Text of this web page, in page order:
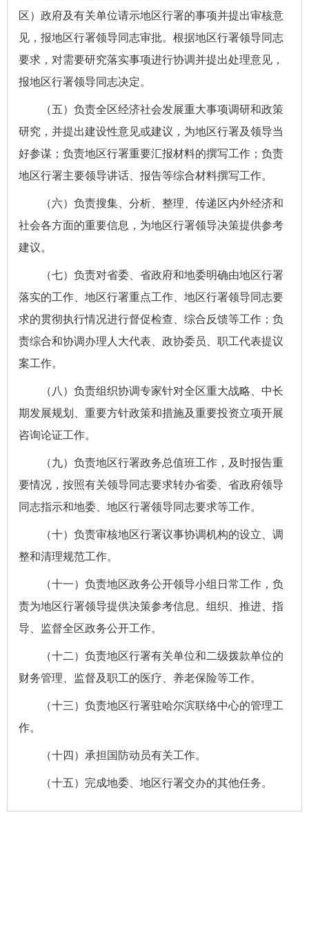
区）政府及有关单位请示地区行署的事项并提出审核意
见，报地区行署领导同志审批。根据地区行署领导同志
要求，对需要研究落实事项进行协调并提出处理意见，
报地区行署领导同志决定。
（五）负责全区经济社会发展重大事项调研和政策
研究，并提出建设性意见或建议，为地区行署及领导当
好参谋；负责地区行署重要汇报材料的撰写工作；负责
地区行署主要领导讲话、报告等综合材料撰写工作。
（六）负责搜集、分析、整理、传递区内外经济和
社会各方面的重要信息，为地区行署领导决策提供参考
建议。
（七）负责对省委、省政府和地委明确由地区行署
落实的工作、地区行署重点工作、地区行署领导同志要
求的贯彻执行情况进行督促检查、综合反馈等工作；负
责综合和协调办理人大代表、政协委员、职工代表提议
案工作。
（八）负责组织协调专家针对全区重大战略、中长
期发展规划、重要方针政策和措施及重要投资立项开展
咨询论证工作。
（九）负责地区行署政务总值班工作，及时报告重
要情况，按照有关领导同志要求转办省委、省政府领导
同志指示和地委、地区行署领导同志要求等工作。
（十）负责审核地区行署议事协调机构的设立、调
整和清理规范工作。
（十一）负责地区政务公开领导小组日常工作，负
责为地区行署领导提供决策参考信息。组织、推进、指
导、监督全区政务公开工作。
（十二）负责地区行署有关单位和二级拨款单位的
财务管理、监督及职工的医疗、养老保险等工作。
（十三）负责地区行署驻哈尔滨联络中心的管理工
作。
（十四）承担国防动员有关工作。
（十五）完成地委、地区行署交办的其他任务。